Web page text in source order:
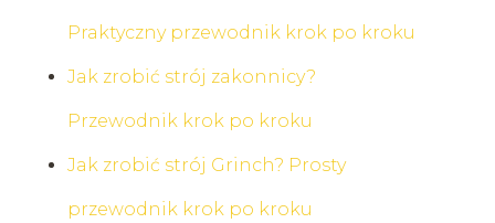
Praktyczny przewodnik krok po kroku
Jak zrobić strój zakonnicy?
Przewodnik krok po kroku
Jak zrobić strój Grinch? Prosty
przewodnik krok po kroku